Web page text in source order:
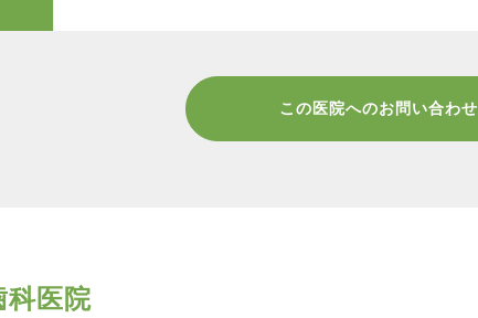
この医院へのお問い合わせ
科医院